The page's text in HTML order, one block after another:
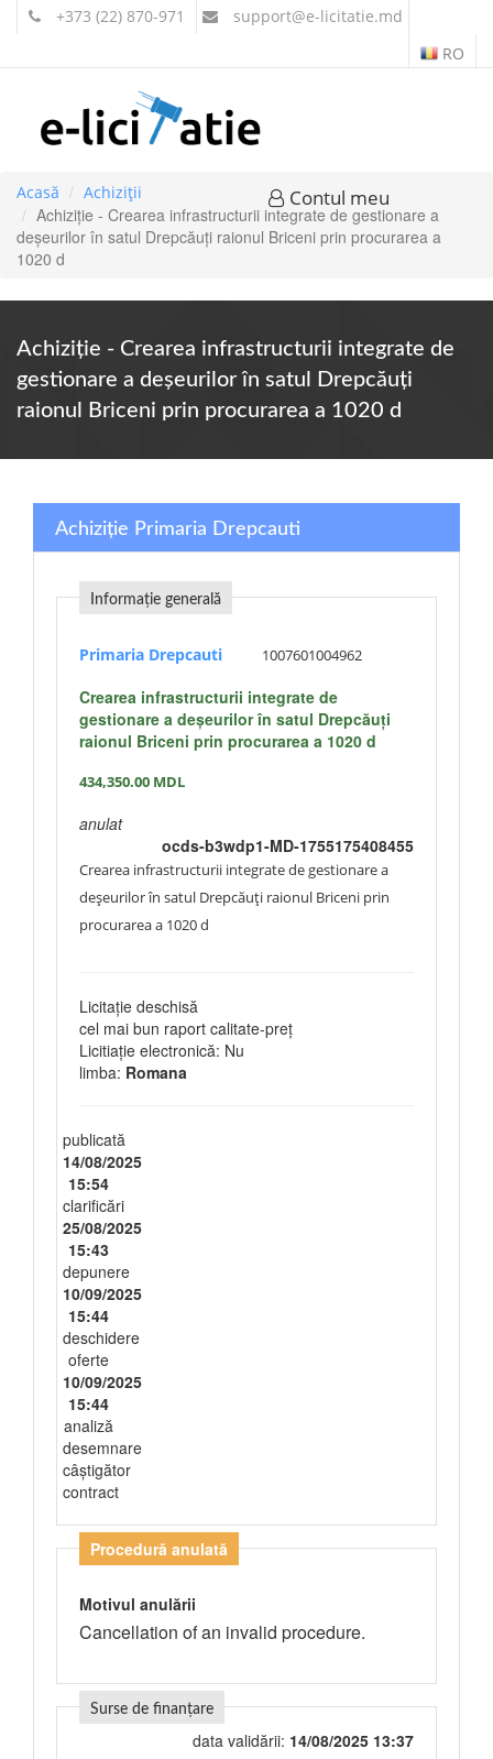
+373 (22) 870-971 support@e-licitatie.md
RO
Contul meu
Acasă Achiziții
Achiziție - Crearea infrastructurii integrate de gestionare a
deșeurilor în satul Drepcăuți raionul Briceni prin procurarea a
1020 d
Achiziție - Crearea infrastructurii integrate de
gestionare a deșeurilor în satul Drepcăuți
raionul Briceni prin procurarea a 1020 d
Achiziție Primaria Drepcauti
Informație generală
Primaria Drepcauti 1007601004962
Crearea infrastructurii integrate de
gestionare a deșeurilor în satul Drepcăuți
raionul Briceni prin procurarea a 1020 d
434,350.00 MDL
anulat
ocds-b3wdp1-MD-1755175408455
Crearea infrastructurii integrate de gestionare a
deșeurilor în satul Drepcăuți raionul Briceni prin
procurarea a 1020 d
Licitație deschisă
cel mai bun raport calitate-preţ
Licitiație electronică: Nu
limba: Romana
publicată
14/08/2025
15:54
clarificări
25/08/2025
15:43
depunere
10/09/2025
15:44
deschidere
oferte
10/09/2025
15:44
analiză
desemnare
câștigător
contract
Procedură anulată
Motivul anulării
Cancellation of an invalid procedure.
Surse de finanțare
data validării: 14/08/2025 13:37